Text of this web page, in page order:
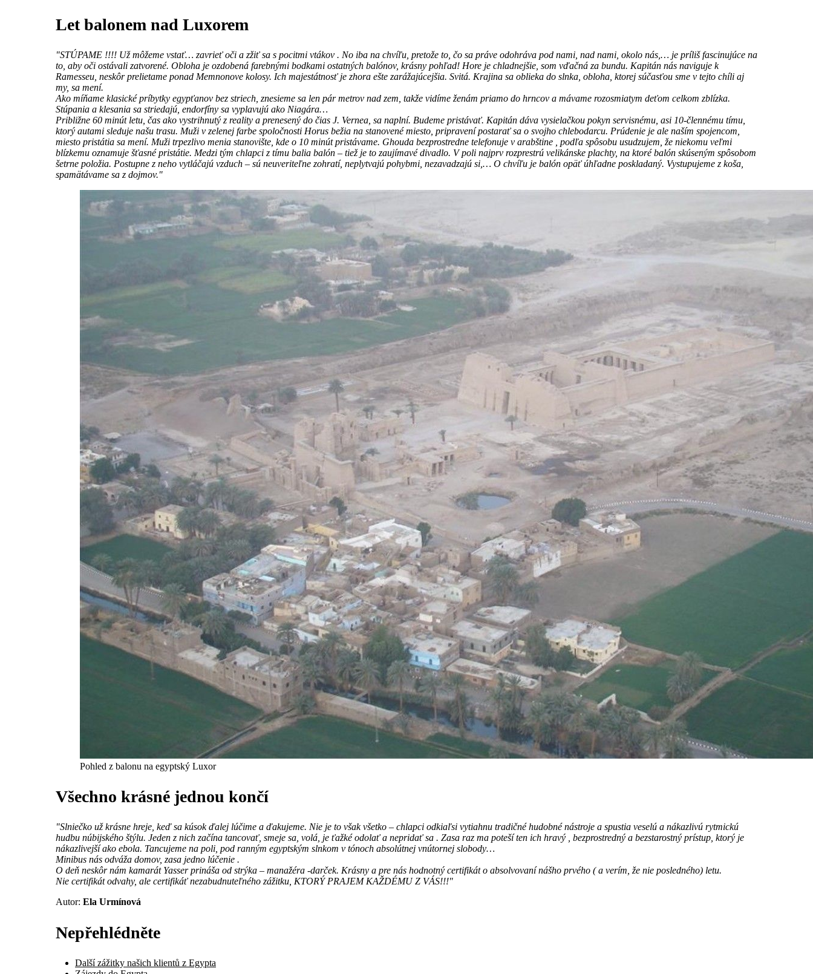
Let balonem nad Luxorem
"STÚPAME !!!! Už môžeme vstať… zavrieť oči a zžiť sa s pocitmi vtákov . No iba na chvíľu, pretože to, čo sa práve odohráva pod nami, nad nami, okolo nás,… je príliš fascinujúce na
to, aby oči ostávali zatvorené. Obloha je ozdobená farebnými bodkami ostatných balónov, krásny pohľad! Hore je chladnejšie, som vďačná za bundu. Kapitán nás naviguje k
Ramesseu, neskôr prelietame ponad Memnonove kolosy. Ich majestátnosť je zhora ešte zarážajúcejšia. Svitá. Krajina sa oblieka do slnka, obloha, ktorej súčasťou sme v tejto chíli aj
my, sa mení.
Ako míňame klasické príbytky egypťanov bez striech, znesieme sa len pár metrov nad zem, takže vidíme ženám priamo do hrncov a mávame rozosmiatym deťom celkom zblízka.
Stúpania a klesania sa striedajú, endorfíny sa vyplavujú ako Niagára…
Približne 60 minút letu, čas ako vystrihnutý z reality a prenesený do čias J. Vernea, sa naplní. Budeme pristávať. Kapitán dáva vysielačkou pokyn servisnému, asi 10-člennému tímu,
ktorý autami sleduje našu trasu. Muži v zelenej farbe spoločnosti Horus bežia na stanovené miesto, pripravení postarať sa o svojho chlebodarcu. Prúdenie je ale naším spojencom,
miesto pristátia sa mení. Muži trpezlivo menia stanovište, kde o 10 minút pristávame. Ghouda bezprostredne telefonuje v arabštine , podľa spôsobu usudzujem, že niekomu veľmi
blízkemu oznamuje šťasné pristátie. Medzi tým chlapci z tímu balia balón – tiež je to zaujímavé divadlo. V poli najprv rozprestrú velikánske plachty, na ktoré balón skúseným spôsobom
šetrne položia. Postupne z neho vytláčajú vzduch – sú neuveriteľne zohratí, neplytvajú pohybmi, nezavadzajú si,… O chvíľu je balón opäť úhľadne poskladaný. Vystupujeme z koša,
spamätávame sa z dojmov."
Pohled z balonu na egyptský Luxor
Všechno krásné jednou končí
"Slniečko už krásne hreje, keď sa kúsok ďalej lúčime a ďakujeme. Nie je to však všetko – chlapci odkiaľsi vytiahnu tradičné hudobné nástroje a spustia veselú a nákazlivú rytmickú
hudbu núbijského štýlu. Jeden z nich začína tancovať, smeje sa, volá, je ťažké odolať a nepridať sa . Zasa raz ma poteší ten ich hravý , bezprostredný a bezstarostný prístup, ktorý je
nákazlivejší ako ebola. Tancujeme na poli, pod ranným egyptským slnkom v tónoch absolútnej vnútornej slobody…
Minibus nás odváža domov, zasa jedno lúčenie .
O deň neskôr nám kamarát Yasser prináša od strýka – manažéra -darček. Krásny a pre nás hodnotný certifikát o absolvovaní nášho prvého ( a verím, že nie posledného) letu.
Nie certifikát odvahy, ale certifikáť nezabudnuteľného zážitku, KTORÝ PRAJEM KAŽDÉMU Z VÁS!!!"
Autor: Ela Urmínová
Nepřehlédněte
Další zážitky našich klientů z Egypta